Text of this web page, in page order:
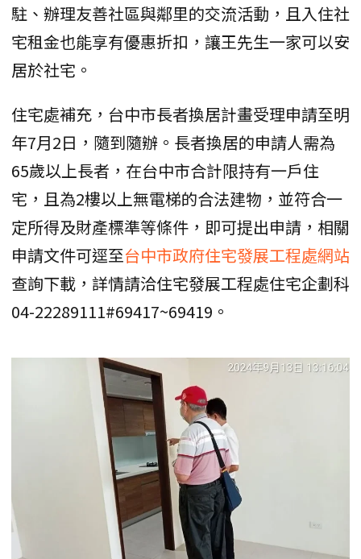
駐、辦理友善社區與鄰里的交流活動，且入住社
宅租金也能享有優惠折扣，讓王先生一家可以安
居於社宅。
住宅處補充，台中市長者換居計畫受理申請至明
年7月2日，隨到隨辦。長者換居的申請人需為
65歲以上長者，在台中市合計限持有一戶住
宅，且為2樓以上無電梯的合法建物，並符合一
定所得及財產標準等條件，即可提出申請，相關
申請文件可逕至台中市政府住宅發展工程處網站
查詢下載，詳情請洽住宅發展工程處住宅企劃科
04-22289111#69417~69419。